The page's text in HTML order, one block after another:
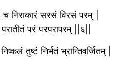
च निराकारं सरसं विरसं परम् |
परं परपरापरम् ||६||
तुष्टं निर्भतं भ्रान्तिवर्जितम् |